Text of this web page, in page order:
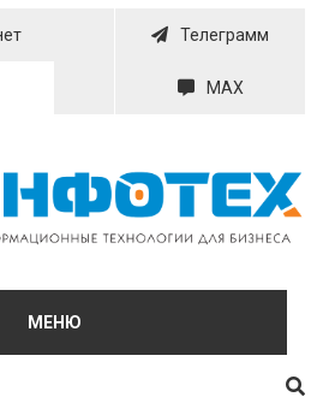
Телеграмм
MAX
МЕНЮ